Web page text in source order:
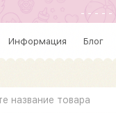
- - - - -
Информация Блог